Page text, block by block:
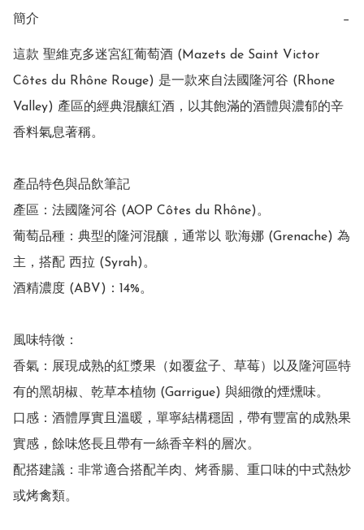
簡介 −
這款 聖維克多迷宮紅葡萄酒 (Mazets de Saint Victor
Côtes du Rhône Rouge) 是一款來自法國隆河谷 (Rhone
Valley) 產區的經典混釀紅酒，以其飽滿的酒體與濃郁的辛
香料氣息著稱。
產品特色與品飲筆記
產區：法國隆河谷 (AOP Côtes du Rhône)。
葡萄品種：典型的隆河混釀，通常以 歌海娜 (Grenache) 為
主，搭配 西拉 (Syrah)。
酒精濃度 (ABV)：14%。
風味特徵：
香氣：展現成熟的紅漿果（如覆盆子、草莓）以及隆河區特
有的黑胡椒、乾草本植物 (Garrigue) 與細微的煙燻味。
口感：酒體厚實且溫暖，單寧結構穩固，帶有豐富的成熟果
實感，餘味悠長且帶有一絲香辛料的層次。
配搭建議：非常適合搭配羊肉、烤香腸、重口味的中式熱炒
或烤禽類。